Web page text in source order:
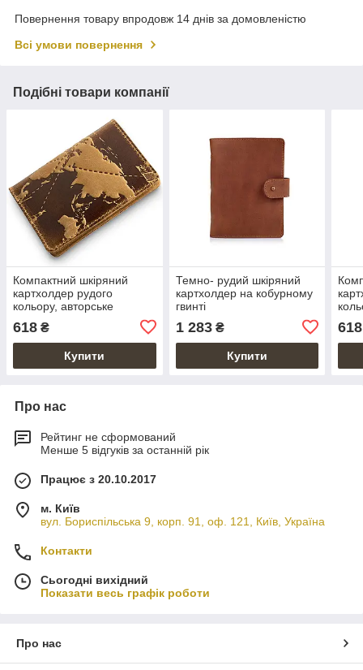
Повернення товару впродовж 14 днів за домовленістю
Всі умови повернення
Подібні товари компанії
Компактний шкіряний
картхолдер рудого
кольору, авторське
wonders of the world"
618 ₴
Купити
Темно- рудий шкіряний
картхолдер на кобурному
гвинті
1 283₴
Купити
618
Про нас
Рейтинг не сформований
Менше 5 відгуків за останній рік
Працює з 20.10.2017
м. Київ
вул. Бориспільська 9, корп. 91, оф. 121, Київ, Україна
Контакти
Сьогодні вихідний
Показати весь графік роботи
Про нас